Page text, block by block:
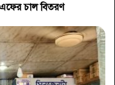
চাল বিতরণ